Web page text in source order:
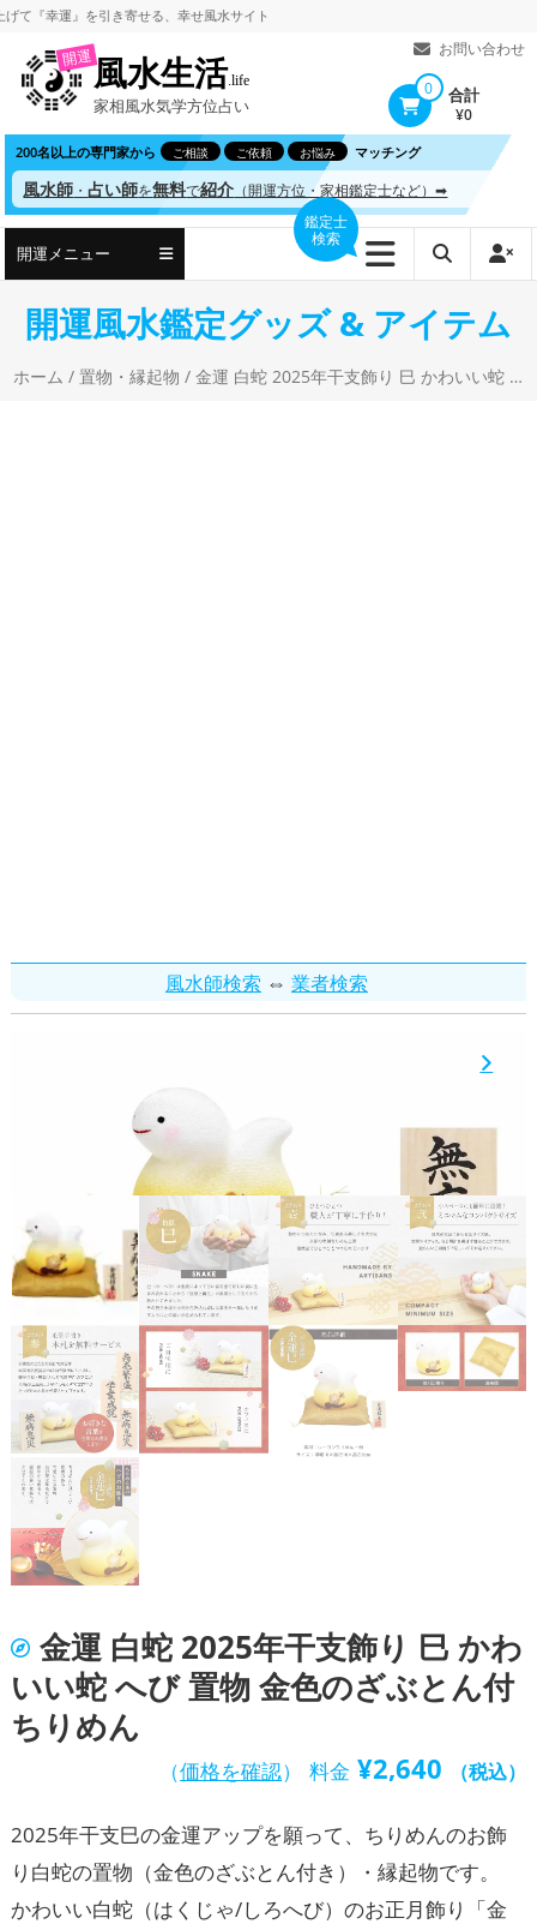
コ
ツ
へ
ス
ッ
幸運』を引き寄せる、幸せ風水サイト
お問い合わせ
開運風水生活.life
家相風水気学方位占い
0 合計
¥0
200名以上の専門家から ご相談 ご依頼 お悩み マッチング
風水師 ・占い師を無料で紹介 （開運方位・家相鑑定士など）➡
開運メニュー
鑑定士
検索
開運風水鑑定グッズ & アイテム
ホーム /置物・縁起物 / 金運 白蛇 2025年干支飾り 巳 かわいい蛇 へび 置物 金色のざぶとん付 ちりめん
風水師検索 ⇔ 業者検索
金運 白蛇 2025年干支飾り 巳 かわ
いい蛇 へび 置物 金色のざぶとん付
ちりめん
（価格を確認） 料金 ¥2,640 （税込）
2025年干支巳の金運アップを願って、ちりめんのお飾
り白蛇の置物（金色のざぶとん付き）・縁起物です。
かわいい白蛇（はくじゃ/しろへび）のお正月飾り「金